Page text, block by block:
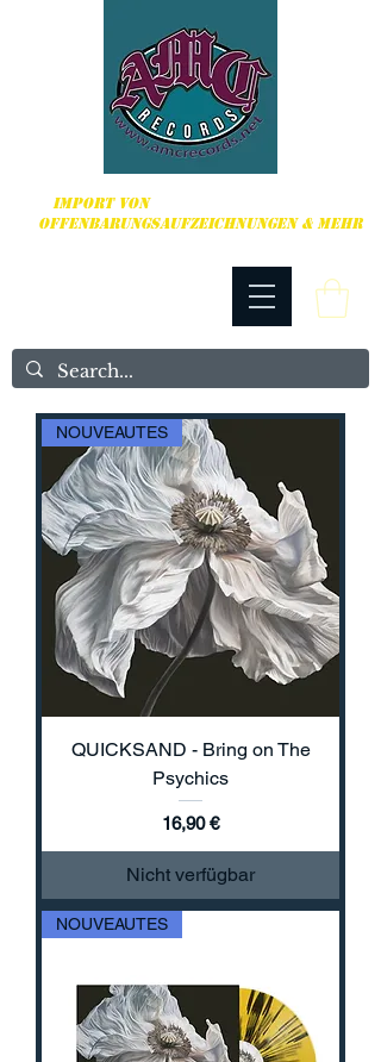
IMPORT VON
OFFENBARUNGSAUFZEICHNUNGEN & MEHR
NOUVEAUTES
QUICKSAND - Bring on The
Psychics
Preis
16,90 €
Nicht verfügbar
NOUVEAUTES